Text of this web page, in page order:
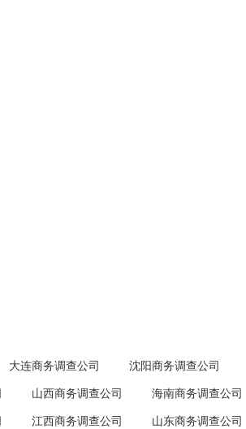
大连商务调查公司 沈阳商务调查公司
山西商务调查公司 海南商务调查公司
江西商务调查公司 山东商务调查公司